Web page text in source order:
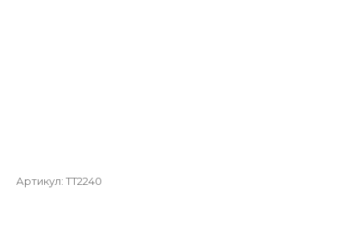
Артикул: TT2240